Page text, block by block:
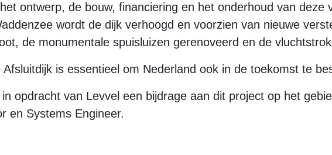
ontwerp, de bouw, financiering en het onderhoud van deze
wordt de dijk verhoogd en voorzien van nieuwe
de monumentale spuisluizen gerenoveerd en de
is essentieel om Nederland ook in de toekomst te
opdracht van Levvel een bijdrage aan dit project op het
en Systems Engineer.